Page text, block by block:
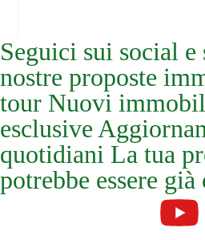
Seguici sui social
nostre proposte
tour Nuovi
esclusive
quotidiani La tua
potrebbe essere